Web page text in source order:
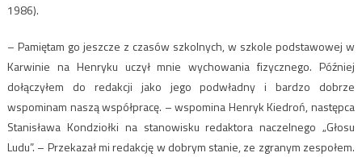
1986).
– Pamiętam go jeszcze z czasów szkolnych, w szkole podstawowej w
Karwinie na Henryku uczył mnie wychowania fizycznego. Później
dołączyłem do redakcji jako jego podwładny i bardzo dobrze
wspominam naszą współpracę. – wspomina Henryk Kiedroń, następca
Stanisława Kondziołki na stanowisku redaktora naczelnego „Głosu
Ludu”. – Przekazał mi redakcję w dobrym stanie, ze zgranym zespołem.